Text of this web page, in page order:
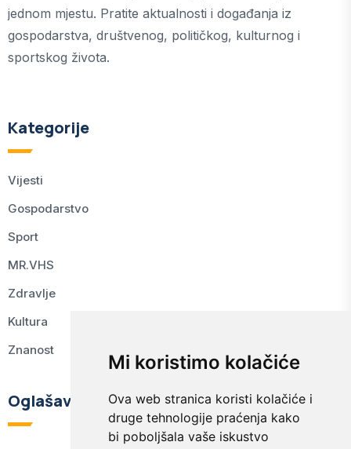
Mi koristimo kolačiće
Ova web stranica koristi kolačiće i
druge tehnologije praćenja kako
bi poboljšala vaše iskustvo
jednom mjestu. Pratite aktualnosti i događanja iz
gospodarstva, društvenog, političkog, kulturnog i
sportskog života.
Kategorije
Vijesti
Gospodarstvo
Sport
MR.VHS
Zdravlje
Kultura
Znanost
Oglašavanje